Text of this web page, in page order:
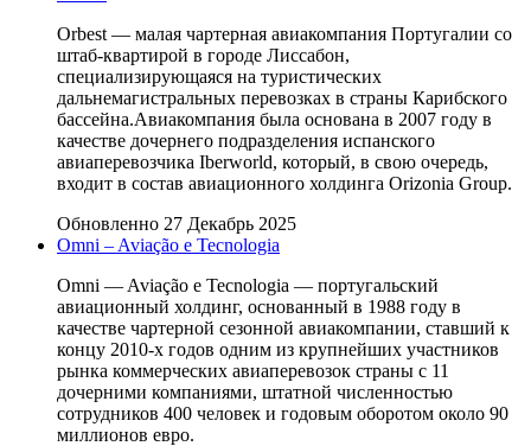
Orbest — малая чартерная авиакомпания Португалии со
штаб-квартирой в городе Лиссабон,
специализирующаяся на туристических
дальнемагистральных перевозках в страны Карибского
бассейна.Авиакомпания была основана в 2007 году в
качестве дочернего подразделения испанского
авиаперевозчика Iberworld, который, в свою очередь,
входит в состав авиационного холдинга Orizonia Group.
Обновленно 27 Декабрь 2025
Omni – Aviação e Tecnologia
Omni — Aviação e Tecnologia — португальский
авиационный холдинг, основанный в 1988 году в
качестве чартерной сезонной авиакомпании, ставший к
концу 2010-х годов одним из крупнейших участников
рынка коммерческих авиаперевозок страны с 11
дочерними компаниями, штатной численностью
сотрудников 400 человек и годовым оборотом около 90
миллионов евро.